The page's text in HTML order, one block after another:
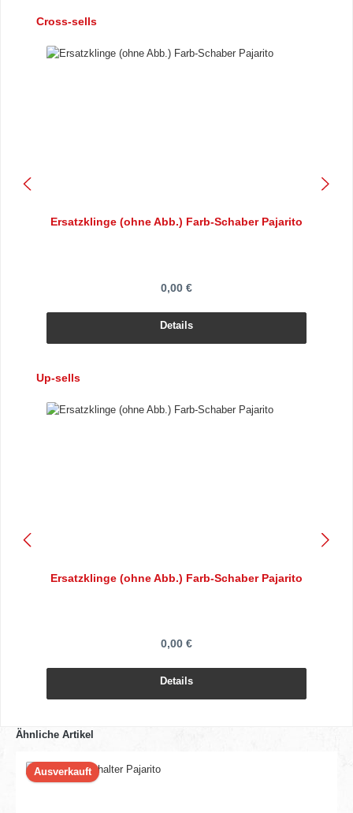
Produktgalerie überspringen
Cross-sells
Ersatzklinge (ohne Abb.) Farb-Schaber Pajarito
0,00 €
Details
Produktgalerie überspringen
Up-sells
Ersatzklinge (ohne Abb.) Farb-Schaber Pajarito
0,00 €
Details
Ähnliche Artikel
Ausverkauft